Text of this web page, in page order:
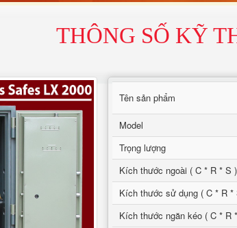
THÔNG SỐ KỸ
Tên sản phẩm
Model
Trọng lượng
Kích thước ngoài ( C * R * S
Kích thước sử dụng ( C * R *
Kích thước ngăn kéo ( C * R